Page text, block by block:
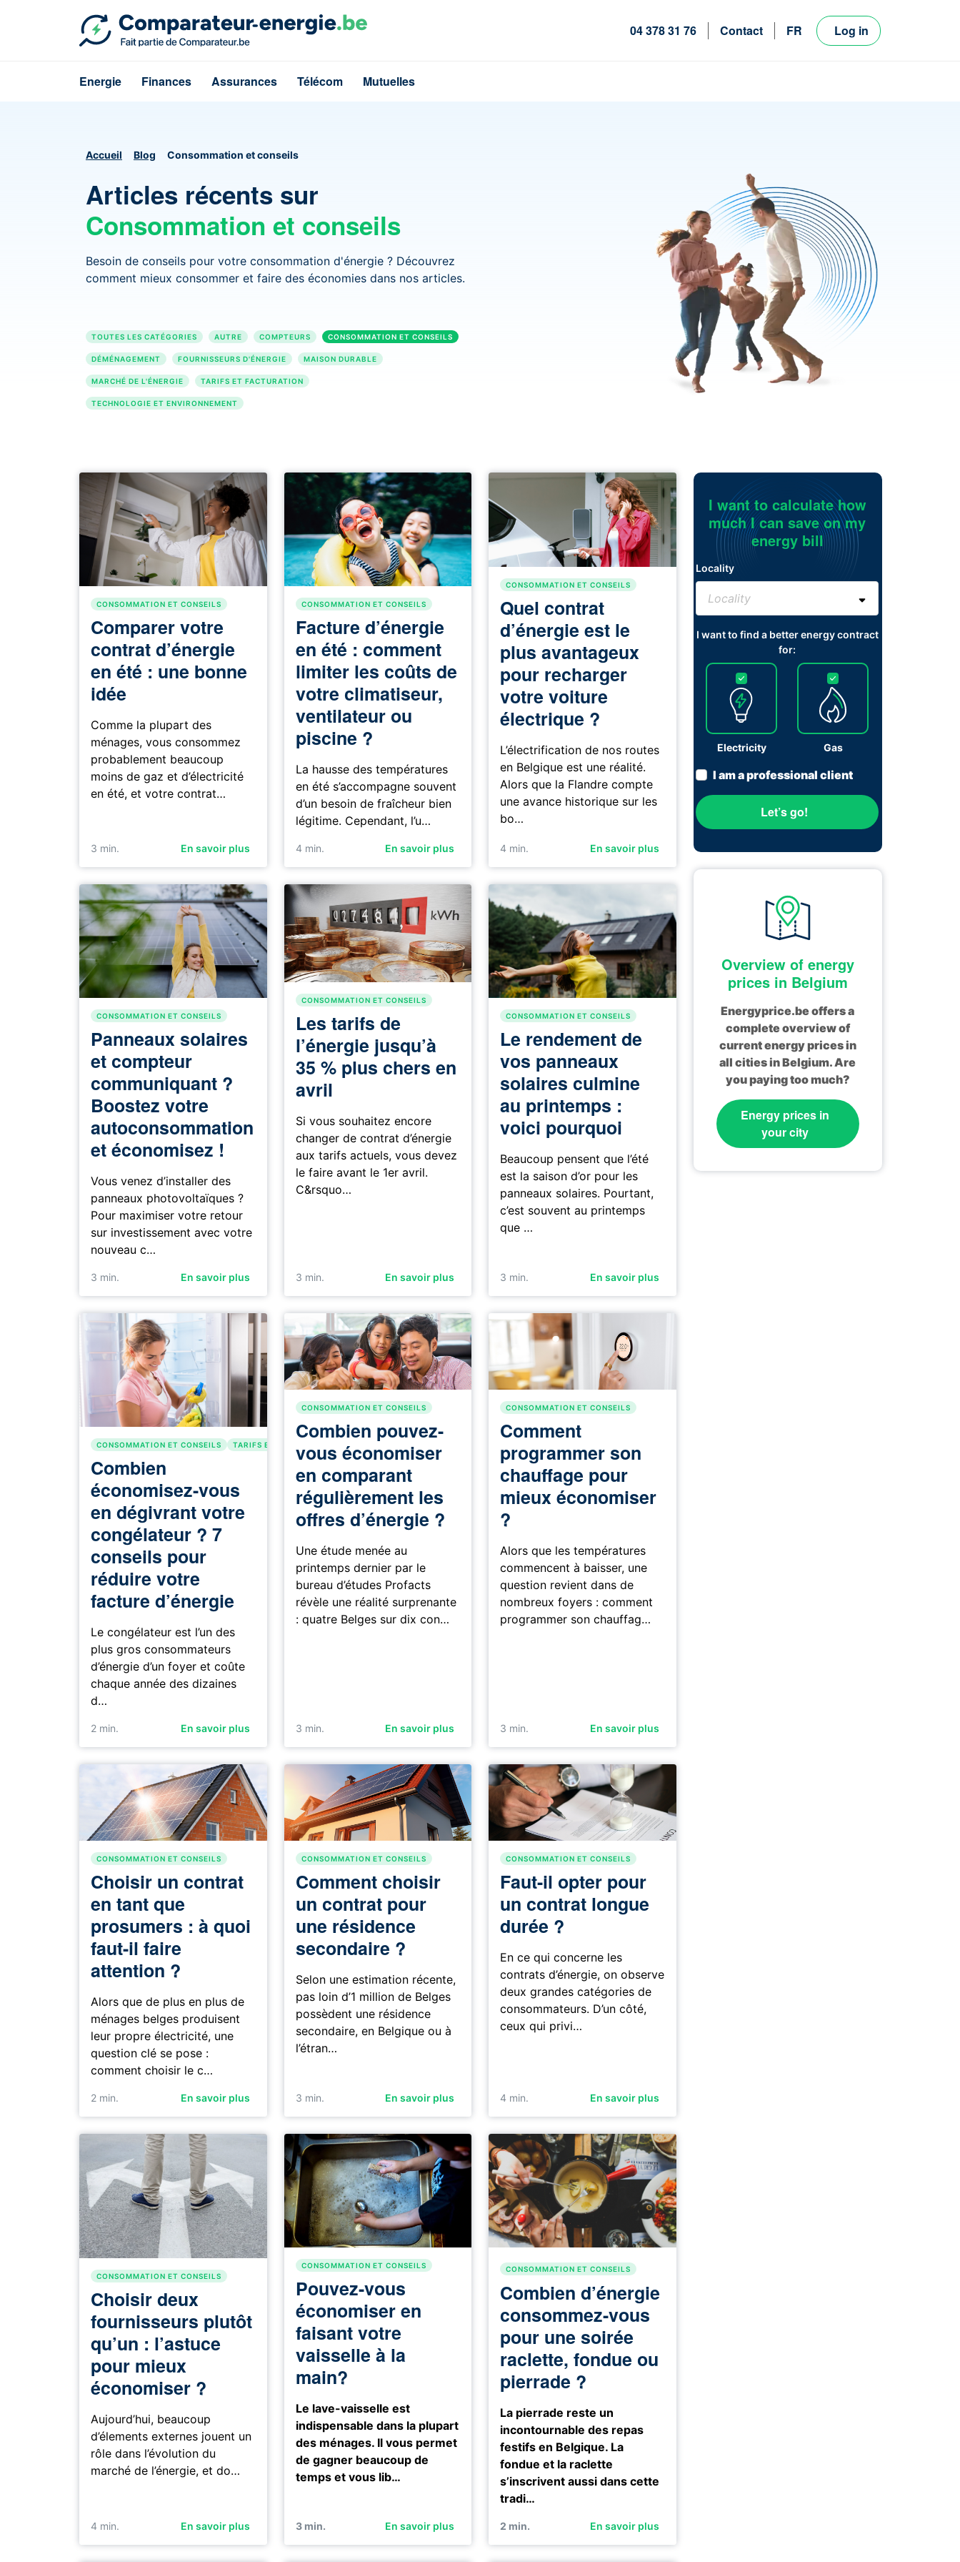
04 378 31 76 Contact
FR
Log in
Energie Finances Assurances Télécom Mutuelles
Accueil Blog Consommation et conseils
Articles récents sur
Consommation et conseils
Besoin de conseils pour votre consommation d'énergie ? Découvrez
comment mieux consommer et faire des économies dans nos articles.
TOUTES LES CATÉGORIES AUTRE COMPTEURS CONSOMMATION ET CONSEILS
DÉMÉNAGEMENT FOURNISSEURS D'ÉNERGIE MAISON DURABLE
MARCHÉ DE L'ÉNERGIE TARIFS ET FACTURATION
TECHNOLOGIE ET ENVIRONNEMENT
CONSOMMATION ET CONSEILS
Comparer votre
contrat d’énergie
en été : une bonne
idée
Comme la plupart des
ménages, vous consommez
probablement beaucoup
moins de gaz et d’électricité
en été, et votre contrat…
3 min. En savoir plus
CONSOMMATION ET CONSEILS
Facture d’énergie
en été : comment
limiter les coûts de
votre climatiseur,
ventilateur ou
piscine ?
La hausse des températures
en été s’accompagne souvent
d’un besoin de fraîcheur bien
légitime. Cependant, l’u…
4 min. En savoir plus
CONSOMMATION ET CONSEILS
Quel contrat
d’énergie est le
plus avantageux
pour recharger
votre voiture
électrique ?
L’électrification de nos routes
en Belgique est une réalité.
Alors que la Flandre compte
une avance historique sur les
bo…
4 min. En savoir plus
CONSOMMATION ET CONSEILS
Panneaux solaires
et compteur
communiquant ?
Boostez votre
autoconsommation
et économisez !
Vous venez d’installer des
panneaux photovoltaïques ?
Pour maximiser votre retour
sur investissement avec votre
nouveau c…
3 min. En savoir plus
CONSOMMATION ET CONSEILS
Les tarifs de
l’énergie jusqu’à
35 % plus chers en
avril
Si vous souhaitez encore
changer de contrat d’énergie
aux tarifs actuels, vous devez
le faire avant le 1er avril.
C&rsquo…
3 min. En savoir plus
CONSOMMATION ET CONSEILS
Le rendement de
vos panneaux
solaires culmine
au printemps :
voici pourquoi
Beaucoup pensent que l’été
est la saison d’or pour les
panneaux solaires. Pourtant,
c’est souvent au printemps
que …
3 min. En savoir plus
CONSOMMATION ET CONSEILS TARIFS ET FACTURATION
Combien
économisez-vous
en dégivrant votre
congélateur ? 7
conseils pour
réduire votre
facture d’énergie
Le congélateur est l’un des
plus gros consommateurs
d’énergie d’un foyer et coûte
chaque année des dizaines
d…
2 min. En savoir plus
CONSOMMATION ET CONSEILS
Combien pouvez-
vous économiser
en comparant
régulièrement les
offres d’énergie ?
Une étude menée au
printemps dernier par le
bureau d’études Profacts
révèle une réalité surprenante
: quatre Belges sur dix con…
3 min. En savoir plus
CONSOMMATION ET CONSEILS
Comment
programmer son
chauffage pour
mieux économiser
?
Alors que les températures
commencent à baisser, une
question revient dans de
nombreux foyers : comment
programmer son chauffag…
3 min. En savoir plus
CONSOMMATION ET CONSEILS
Choisir un contrat
en tant que
prosumers : à quoi
faut-il faire
attention ?
Alors que de plus en plus de
ménages belges produisent
leur propre électricité, une
question clé se pose :
comment choisir le c…
2 min. En savoir plus
CONSOMMATION ET CONSEILS
Comment choisir
un contrat pour
une résidence
secondaire ?
Selon une estimation récente,
pas loin d’1 million de Belges
possèdent une résidence
secondaire, en Belgique ou à
l’étran…
3 min. En savoir plus
CONSOMMATION ET CONSEILS
Faut-il opter pour
un contrat longue
durée ?
En ce qui concerne les
contrats d’énergie, on observe
deux grandes catégories de
consommateurs. D’un côté,
ceux qui privi…
4 min. En savoir plus
CONSOMMATION ET CONSEILS
Choisir deux
fournisseurs plutôt
qu’un : l’astuce
pour mieux
économiser ?
Aujourd’hui, beaucoup
d’élements externes jouent un
rôle dans l’évolution du
marché de l’énergie, et do…
4 min. En savoir plus
CONSOMMATION ET CONSEILS
Pouvez-vous
économiser en
faisant votre
vaisselle à la
main?
Le lave-vaisselle est
indispensable dans la plupart
des ménages. Il vous permet
de gagner beaucoup de
temps et vous lib…
3min. En savoir plus
CONSOMMATION ET CONSEILS
Combien d’énergie
consommez-vous
pour une soirée
raclette, fondue ou
pierrade ?
La pierrade reste un
incontournable des repas
festifs en Belgique. La
fondue et la raclette
s’inscrivent aussi dans cette
tradi…
2 min. En savoir plus
I want to calculate how
much I can save on my
energy bill
Locality
I want to find a better energy contract
for:
Electricity Gas
I am a professional client
Let’s go!
Overview of energy
prices in Belgium
Energyprice.be offers a
complete overview of
current energy prices in
all cities in Belgium. Are
you paying too much?
Energy prices in
your city